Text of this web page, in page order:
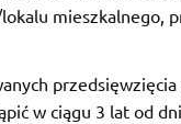
mieszkalnego,
przedsięwzięcia
w ciągu 3 lat od